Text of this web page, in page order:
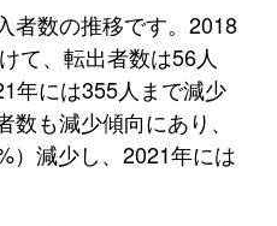
者数の推移です。2018
て、転出者数は56人
年には355人まで減少
も減少傾向にあり、
）減少し、2021年には